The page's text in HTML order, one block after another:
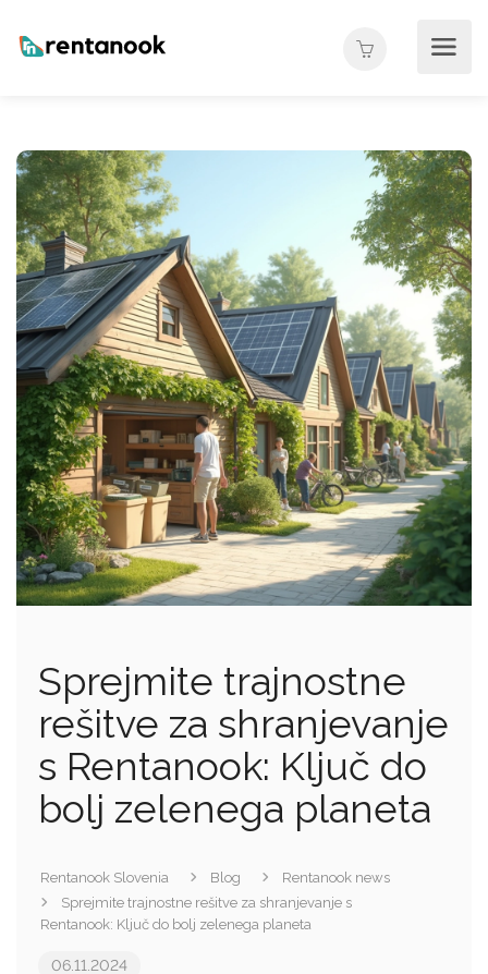
Sprejmite trajnostne
rešitve za shranjevanje
s Rentanook: Ključ do
bolj zelenega planeta
Rentanook Slovenia Blog
Rentanook news
Sprejmite trajnostne rešitve za shranjevanje s
Rentanook: Ključ do bolj zelenega planeta
06.11.2024